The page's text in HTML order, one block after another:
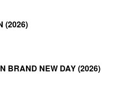
(2026)
BRAND NEW DAY (2026)